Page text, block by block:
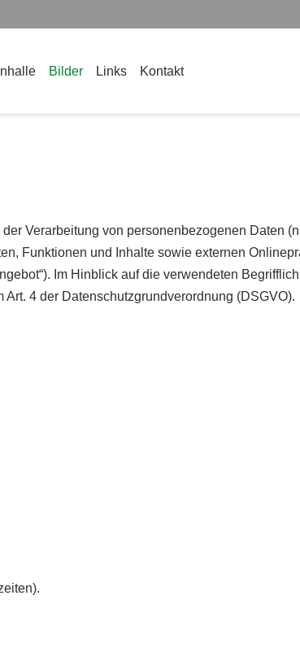
Bilder Links Kontakt
Verarbeitung von personenbezogenen Daten
Funktionen und Inhalte sowie externen
Im Hinblick auf die verwendeten
Art. 4 der Datenschutzgrundverordnung (DSGVO).